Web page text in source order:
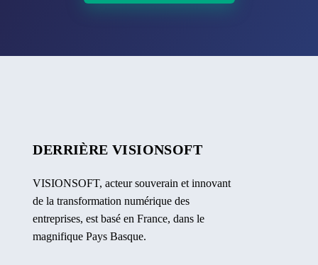
DERRIÈRE VISIONSOFT
VISIONSOFT, acteur souverain et innovant
de la transformation numérique des
entreprises, est basé en France, dans le
magnifique Pays Basque.